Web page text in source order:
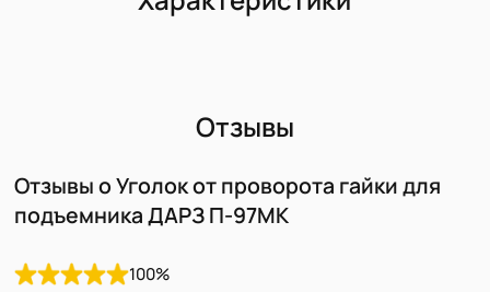
Отзывы
Отзывы о Уголок от проворота гайки для
подъемника ДАРЗ П-97МК
100%